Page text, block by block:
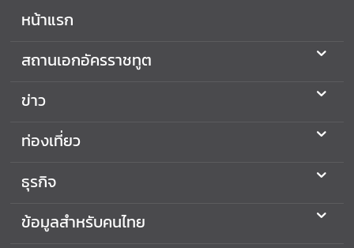
า
ก
ร
ท
ว
ก
หน้าแรก
สถานเอกอัครราชทูต
ข่าว
ท่องเที่ยว
ธุรกิจ
ข้อมูลสำหรับคนไทย